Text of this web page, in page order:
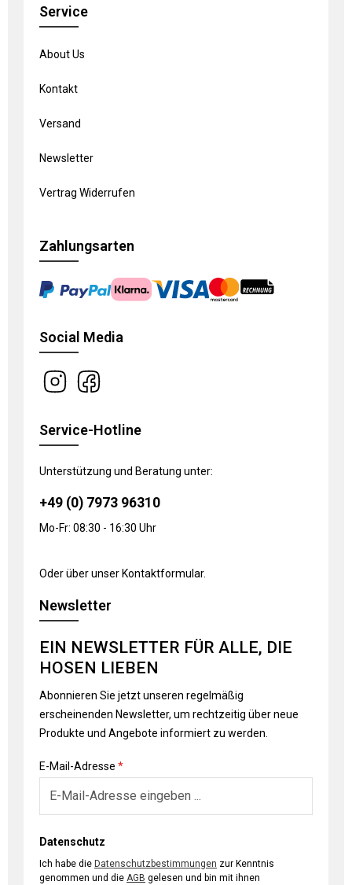
Service
About Us
Kontakt
Versand
Newsletter
Vertrag Widerrufen
Zahlungsarten
Social Media
Service-Hotline
Unterstützung und Beratung unter:
+49 (0) 7973 96310
Mo-Fr: 08:30 - 16:30 Uhr
Oder über unser Kontaktformular.
Newsletter
EIN NEWSLETTER FÜR ALLE, DIE
HOSEN LIEBEN
Abonnieren Sie jetzt unseren regelmäßig
erscheinenden Newsletter, um rechtzeitig über neue
Produkte und Angebote informiert zu werden.
E-Mail-Adresse *
Datenschutz
Ich habe die Datenschutzbestimmungen
genommen und die AGB